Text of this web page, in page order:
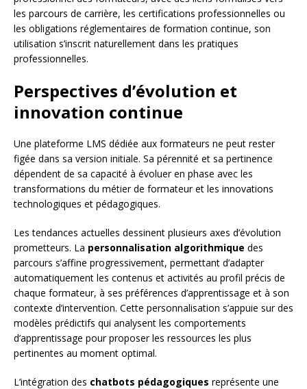
les parcours de carrière, les certifications professionnelles ou
les obligations réglementaires de formation continue, son
utilisation s’inscrit naturellement dans les pratiques
professionnelles.
Perspectives d’évolution et
innovation continue
Une plateforme LMS dédiée aux formateurs ne peut rester
figée dans sa version initiale. Sa pérennité et sa pertinence
dépendent de sa capacité à évoluer en phase avec les
transformations du métier de formateur et les innovations
technologiques et pédagogiques.
Les tendances actuelles dessinent plusieurs axes d’évolution
prometteurs. La personnalisation algorithmique des
parcours s’affine progressivement, permettant d’adapter
automatiquement les contenus et activités au profil précis de
chaque formateur, à ses préférences d’apprentissage et à son
contexte d’intervention. Cette personnalisation s’appuie sur des
modèles prédictifs qui analysent les comportements
d’apprentissage pour proposer les ressources les plus
pertinentes au moment optimal.
L’intégration des chatbots pédagogiques représente une